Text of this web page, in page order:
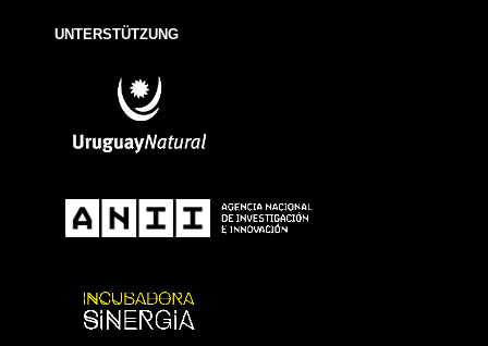
UNTERSTÜTZUNG